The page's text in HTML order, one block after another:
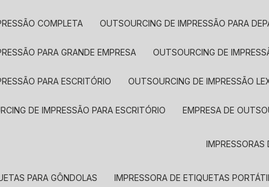
COMPLETA OUTSOURCING DE IMPRESSÃO PARA
PARA GRANDE EMPRESA OUTSOURCING DE
PARA ESCRITÓRIO OUTSOURCING DE IMPRESSÃO
DE IMPRESSÃO PARA ESCRITÓRIO EMPRESA DE
IMPRESSORAS
PARA GÔNDOLAS IMPRESSORA DE ETIQUETAS